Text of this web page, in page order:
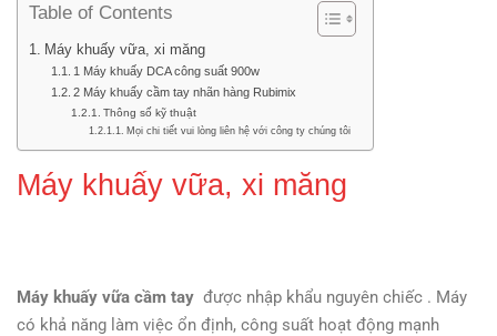
Table of Contents
Máy khuấy vữa, xi măng
1 Máy khuấy DCA công suất 900w
2 Máy khuấy cầm tay nhãn hàng Rubimix
Thông số kỹ thuật
Mọi chi tiết vui lòng liên hệ với công ty chúng tôi
Máy khuấy vữa, xi măng
Máy khuấy vữa cầm tay được nhập khẩu nguyên chiếc . Máy
có khả năng làm việc ổn định, công suất hoạt động mạnh